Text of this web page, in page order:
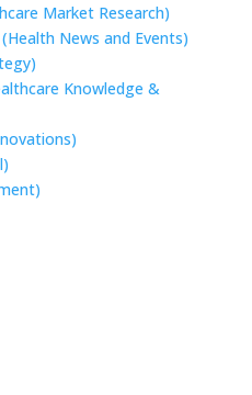
Market Research)
News and Events)
Knowledge &